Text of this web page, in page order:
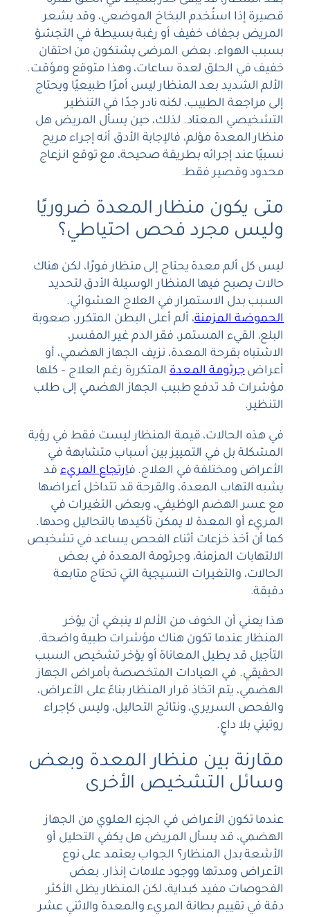
قصيرة إذا استُخدم البخاخ الموضعي، وقد يشعر
المريض بجفاف خفيف أو رغبة بسيطة في التجشؤ
بسبب الهواء. بعض المرضى يشتكون من احتقان
خفيف في الحلق لعدة ساعات، وهذا متوقع ومؤقت.
الألم الشديد بعد المنظار ليس أمرًا طبيعيًا ويحتاج
إلى مراجعة الطبيب، لكنه نادر جدًا في التنظير
التشخيصي المعتاد. لذلك، حين يسأل المريض هل
منظار المعدة مؤلم، فالإجابة الأدق أنه إجراء مريح
نسبيًا عند إجرائه بطريقة صحيحة، مع توقع انزعاج
محدود وقصير فقط.
متى يكون منظار المعدة ضروريًا
وليس مجرد فحص احتياطي؟
ليس كل ألم معدة يحتاج إلى منظار فورًا، لكن هناك
حالات يصبح فيها المنظار الوسيلة الأدق لتحديد
السبب بدل الاستمرار في العلاج العشوائي.
الحموضة المزمنة، ألم أعلى البطن المتكرر، صعوبة
البلع، القيء المستمر، فقر الدم غير المفسر،
الاشتباه بقرحة المعدة، نزيف الجهاز الهضمي، أو
أعراضجرثومة المعدةالمتكررة رغم العلاج – كلها
مؤشرات قد تدفع طبيب الجهاز الهضمي إلى طلب
التنظير.
في هذه الحالات، قيمة المنظار ليست فقط في رؤية
المشكلة بل في التمييز بين أسباب متشابهة في
الأعراض ومختلفة في العلاج. فارتجاع المريءقد
يشبه التهاب المعدة، والقرحة قد تتداخل أعراضها
مع عسر الهضم الوظيفي، وبعض التغيرات في
المريء أو المعدة لا يمكن تأكيدها بالتحاليل وحدها.
كما أن أخذ خزعات أثناء الفحص يساعد في تشخيص
الالتهابات المزمنة، وجرثومة المعدة في بعض
الحالات، والتغيرات النسيجية التي تحتاج متابعة
دقيقة.
هذا يعني أن الخوف من الألم لا ينبغي أن يؤخر
المنظار عندما تكون هناك مؤشرات طبية واضحة.
التأجيل قد يطيل المعاناة أو يؤخر تشخيص السبب
الحقيقي. في العيادات المتخصصة بأمراض الجهاز
الهضمي، يتم اتخاذ قرار المنظار بناءً على الأعراض،
والفحص السريري، ونتائج التحاليل، وليس كإجراء
روتيني بلا داعٍ.
مقارنة بين منظار المعدة وبعض
وسائل التشخيص الأخرى
عندما تكون الأعراض في الجزء العلوي من الجهاز
الهضمي، قد يسأل المريض هل يكفي التحليل أو
الأشعة بدل المنظار؟ الجواب يعتمد على نوع
الأعراض ومدتها ووجود علامات إنذار. بعض
الفحوصات مفيد كبداية، لكن المنظار يظل الأكثر
دقة في تقييم بطانة المريء والمعدة والاثني عشر